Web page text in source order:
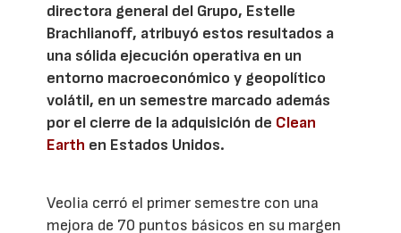
directora general del Grupo, Estelle
Brachlianoff, atribuyó estos resultados a
una sólida ejecución operativa en un
entorno macroeconómico y geopolítico
volátil, en un semestre marcado además
por el cierre de la adquisición de Clean
Earth en Estados Unidos.
Veolia cerró el primer semestre con una
mejora de 70 puntos básicos en su margen